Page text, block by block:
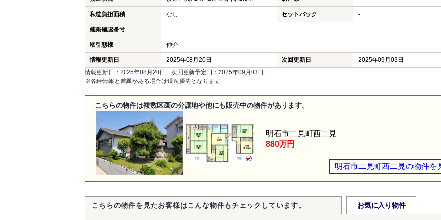
私道負担面積 なし セットバック -
建築確認番号
取引態様 仲介
情報更新日 2025年08月20日 次回更新日
2025年09月03日
情報更新日：2025年08月20日 次回更新予定日：2025年09月03日
※各種情報と差異がある場合は現況優先となります
こちらの物件は複数区画の分譲地や他にも販売中の物件があります。
明石市二見町西二見の物件を
明石市二見町西二見
880万円
こちらの物件を見たお客様はこんな物件もチェックしています。 お気に入り物件